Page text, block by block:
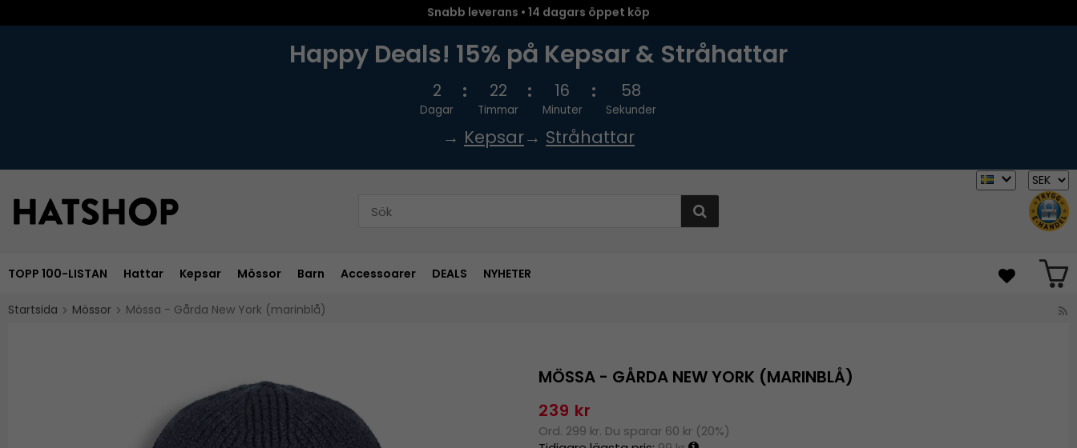
Snabb leverans • 14 dagars öppet köp
Happy Deals! 15% på Kepsar & Stråhattar
2
Dagar
22
Timmar
16
Minuter
57
Sekunder
→ Kepsar→ Stråhattar
TOPP 100-LISTAN Hattar Kepsar Mössor Barn Accessoarer DEALS NYHETER
Startsida Mössor Mössa - Gårda New York (marinblå)
MÖSSA - GÅRDA NEW YORK (MARINBLÅ)
239 kr
Ord. 299 kr. Du sparar 60 kr (20%)